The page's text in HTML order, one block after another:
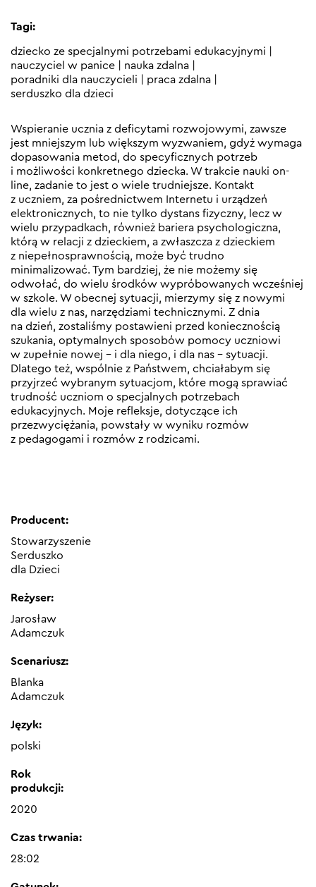
Tagi:
dziecko ze specjalnymi potrzebami edukacyjnymi
nauczyciel w panice
nauka zdalna
poradniki dla nauczycieli
praca zdalna
serduszko dla dzieci
Wspieranie ucznia z deficytami rozwojowymi, zawsze
jest mniejszym lub większym wyzwaniem, gdyż wymaga
dopasowania metod, do specyficznych potrzeb
i możliwości konkretnego dziecka. W trakcie nauki on-
line, zadanie to jest o wiele trudniejsze. Kontakt
z uczniem, za pośrednictwem Internetu i urządzeń
elektronicznych, to nie tylko dystans fizyczny, lecz w
wielu przypadkach, również bariera psychologiczna,
którą w relacji z dzieckiem, a zwłaszcza z dzieckiem
z niepełnosprawnością, może być trudno
minimalizować. Tym bardziej, że nie możemy się
odwołać, do wielu środków wypróbowanych wcześniej
w szkole. W obecnej sytuacji, mierzymy się z nowymi
dla wielu z nas, narzędziami technicznymi. Z dnia
na dzień, zostaliśmy postawieni przed koniecznością
szukania, optymalnych sposobów pomocy uczniowi
w zupełnie nowej – i dla niego, i dla nas – sytuacji.
Dlatego też, wspólnie z Państwem, chciałabym się
przyjrzeć wybranym sytuacjom, które mogą sprawiać
trudność uczniom o specjalnych potrzebach
edukacyjnych. Moje refleksje, dotyczące ich
przezwyciężania, powstały w wyniku rozmów
z pedagogami i rozmów z rodzicami.
Producent:
Stowarzyszenie
Serduszko
dla Dzieci
Reżyser:
Jarosław
Adamczuk
Scenariusz:
Blanka
Adamczuk
Język:
polski
Rok
produkcji:
2020
Czas trwania:
28:02